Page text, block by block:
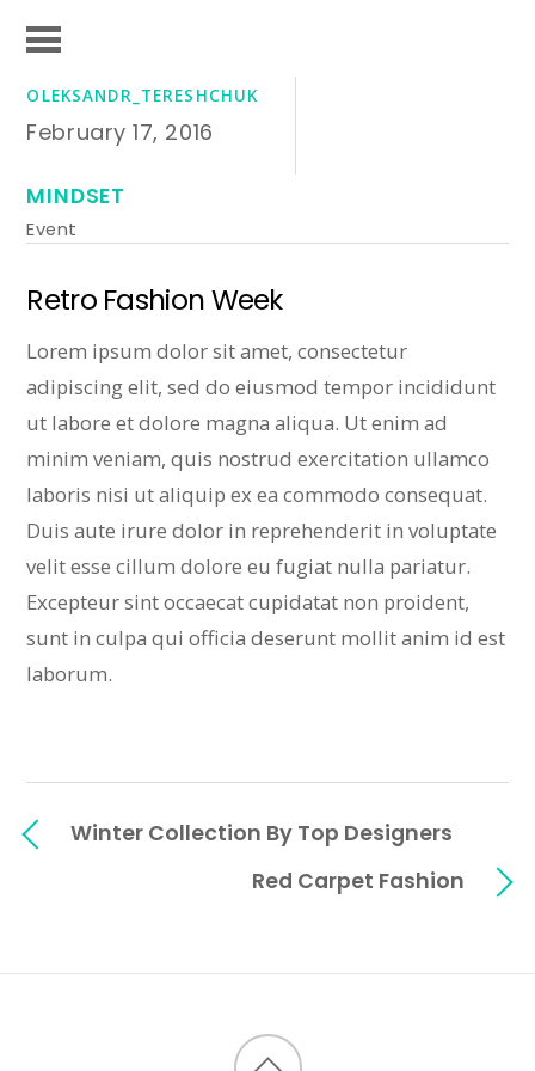
OLEKSANDR_TERESHCHUK
February 17, 2016
MINDSET
Event
Retro Fashion Week
Lorem ipsum dolor sit amet, consectetur
adipiscing elit, sed do eiusmod tempor incididunt
ut labore et dolore magna aliqua. Ut enim ad
minim veniam, quis nostrud exercitation ullamco
laboris nisi ut aliquip ex ea commodo consequat.
Duis aute irure dolor in reprehenderit in voluptate
velit esse cillum dolore eu fugiat nulla pariatur.
Excepteur sint occaecat cupidatat non proident,
sunt in culpa qui officia deserunt mollit anim id est
laborum.
Winter Collection By Top Designers
Red Carpet Fashion